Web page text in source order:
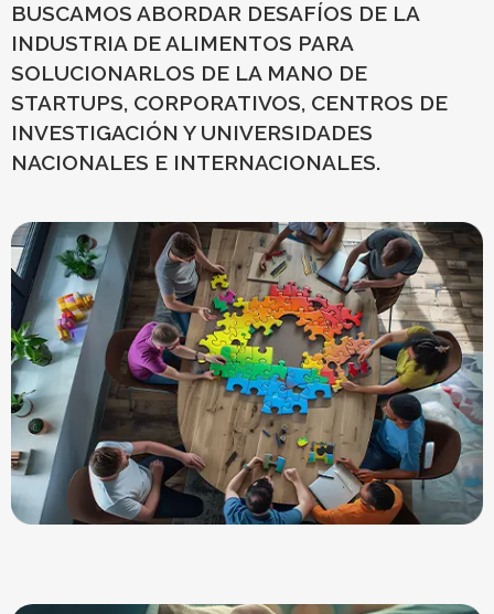
BUSCAMOS ABORDAR DESAFÍOS DE LA
INDUSTRIA DE ALIMENTOS PARA
SOLUCIONARLOS DE LA MANO DE
STARTUPS, CORPORATIVOS, CENTROS DE
INVESTIGACIÓN Y UNIVERSIDADES
NACIONALES E INTERNACIONALES.